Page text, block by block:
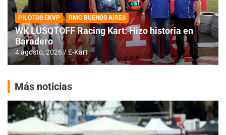
PILOTOS EKVP RMC BUENOS AIRES
WK LÜSQTOFF Racing Kart: Hizo historia en
Baradero
4 agosto, 2026 E-Kart
Más noticias